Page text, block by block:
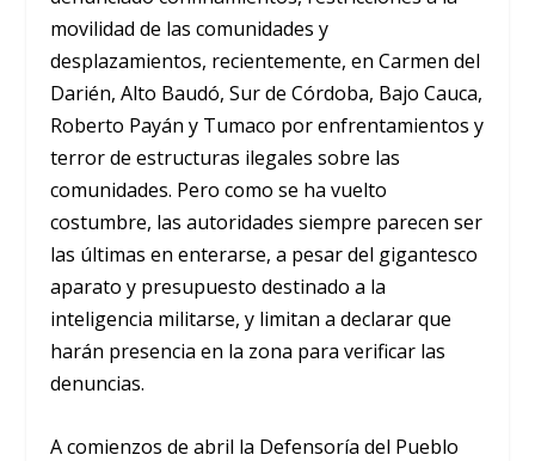
movilidad de las comunidades y
desplazamientos, recientemente, en Carmen del
Darién, Alto Baudó, Sur de Córdoba, Bajo Cauca,
Roberto Payán y Tumaco por enfrentamientos y
terror de estructuras ilegales sobre las
comunidades. Pero como se ha vuelto
costumbre, las autoridades siempre parecen ser
las últimas en enterarse, a pesar del gigantesco
aparato y presupuesto destinado a la
inteligencia militarse, y limitan a declarar que
harán presencia en la zona para verificar las
denuncias.
A comienzos de abril la Defensoría del Pueblo